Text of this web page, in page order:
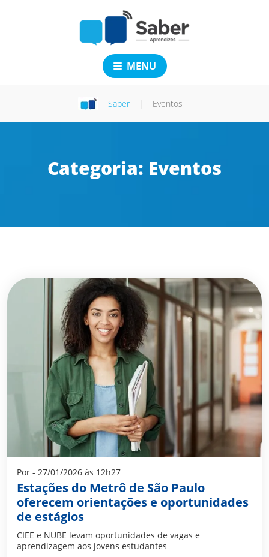
MENU
Saber | Eventos
Categoria: Eventos
Por - 27/01/2026 às 12h27
Estações do Metrô de São Paulo
oferecem orientações e oportunidades
de estágios
CIEE e NUBE levam oportunidades de vagas e
aprendizagem aos jovens estudantes